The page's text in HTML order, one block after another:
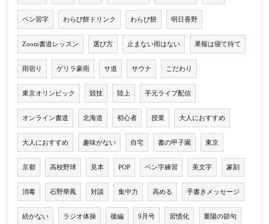
ペン習字 わらび餅ドリンク わらび餅 明日香野
Zoom書道レッスン 選び方 止まない雨はない 果報は寝て待て
雨宿り ゲリラ豪雨 サ道 サウナ こだわり
東京オリンピック 競技 陸上 手元ライブ配信
オンライン書道 北海道 初心者 授業 大人におすすめ
大人におすすめ 趣味がない 自宅 書の甲子園 東京
京都 高校野球 見本 POP ペン字練習 美文字 篆刻
消毒 石野華鳳 対談 集中力 高める 手書きメッセージ
続かない ラジオ体操 後編 9月号 習慣化 重陽の節句